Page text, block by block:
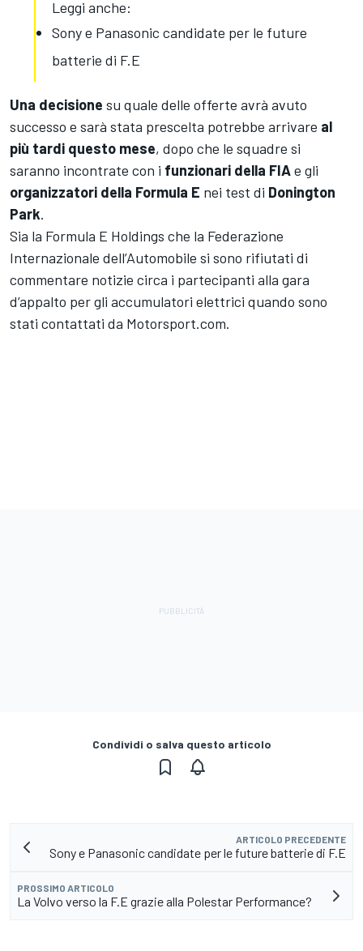
Leggi anche:
Sony e Panasonic candidate per le future
batterie di F.E
Una decisione su quale delle offerte avrà avuto
successo e sarà stata prescelta potrebbe arrivare al
più tardi questo mese, dopo che le squadre si
saranno incontrate con i funzionari della FIAe gli
organizzatori della Formula E nei test di Donington
Park.
Sia la Formula E Holdings che la Federazione
Internazionale dell’Automobile si sono rifiutati di
commentare notizie circa i partecipanti alla gara
d’appalto per gli accumulatori elettrici quando sono
stati contattati da Motorsport.com.
Condividi o salva questo articolo
ARTICOLO PRECEDENTE
Sony e Panasonic candidate per le future batterie di F.E
PROSSIMO ARTICOLO
La Volvo verso la F.E grazie alla Polestar Performance?